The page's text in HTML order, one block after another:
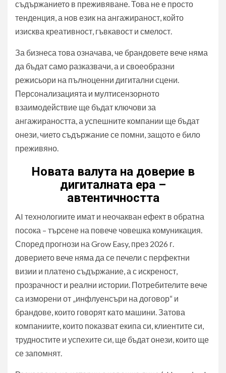
съдържанието в преживяване. Това не е просто
тенденция, а нов език на ангажираност, който
изисква креативност, гъвкавост и смелост.
За бизнеса това означава, че брандовете вече няма
да бъдат само разказвачи, а и своеобразни
режисьори на пълноценни дигитални сцени.
Персонализацията и мултисензорното
взаимодействие ще бъдат ключови за
ангажираността, а успешните компании ще бъдат
онези, чието съдържание се помни, защото е било
преживяно.
Новата валута на доверие в
дигиталната ера –
автентичността
AI технологиите имат и неочакван ефект в обратна
посока – търсене на повече човешка комуникация.
Според прогнози на Grow Easy, през 2026 г.
доверието вече няма да се печели с перфектни
визии и платено съдържание, а с искреност,
прозрачност и реални истории. Потребителите вече
са изморени от „инфлуенсъри на договор“ и
брандове, които говорят като машини. Затова
компаниите, които показват екипа си, клиентите си,
трудностите и успехите си, ще бъдат онези, които ще
се запомнят.